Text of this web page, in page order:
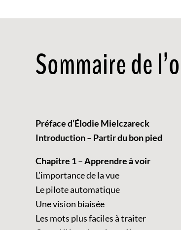
Sommaire de
Préface d’Élodie Mielczareck
Introduction – Partir du bon pied
Chapitre 1 – Apprendre à voir
L’importance de la vue
Le pilote automatique
Une vision biaisée
Les mots plus faciles à traiter